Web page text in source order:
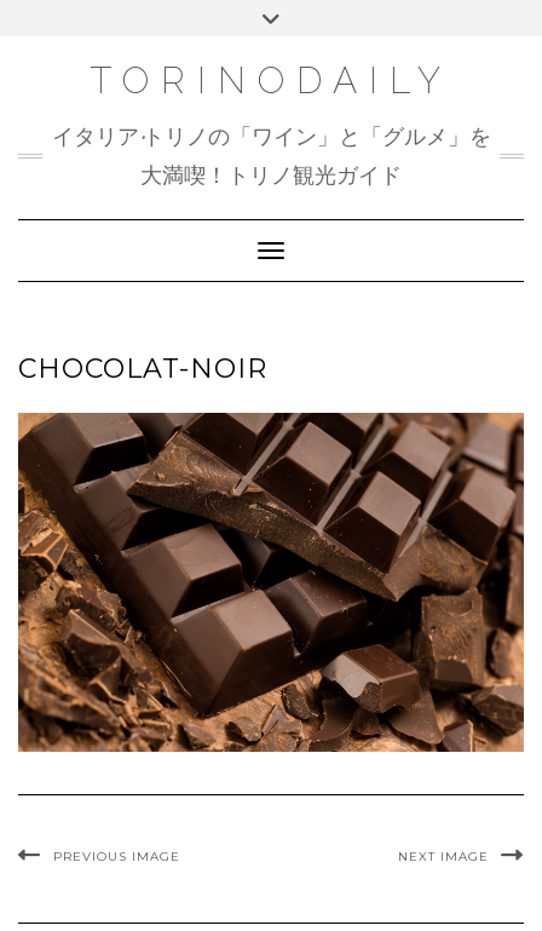
Toggle
TORINODAILY
イタリア•トリノの「ワイン」と「グルメ」を
大満喫！トリノ観光ガイド
Toggle Navigation
CHOCOLAT-NOIR
PREVIOUS IMAGE NEXT IMAGE